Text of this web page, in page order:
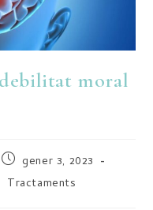
moral
gener 3, 2023
Tractaments